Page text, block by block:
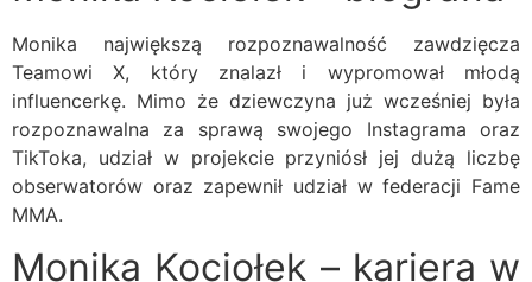
Monika największą rozpoznawalność zawdzięcza
Teamowi X, który znalazł i wypromował młodą
influencerkę. Mimo że dziewczyna już wcześniej była
rozpoznawalna za sprawą swojego Instagrama oraz
TikToka, udział w projekcie przyniósł jej dużą liczbę
obserwatorów oraz zapewnił udział w federacji Fame
MMA.
Monika Kociołek – kariera w